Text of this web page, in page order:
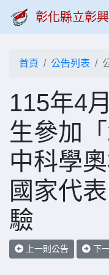
彰化縣立彰
首頁 公告列表
115年4
生參加
中科學
國家代
驗
上一則公告 下